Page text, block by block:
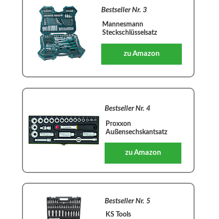
Mannesmann
Steckschlüsselsatz
zu Amazon
Bestseller Nr. 3
Proxxon
Außensechskantsatz
zu Amazon
Bestseller Nr. 4
KS Tools
Bestseller Nr. 5